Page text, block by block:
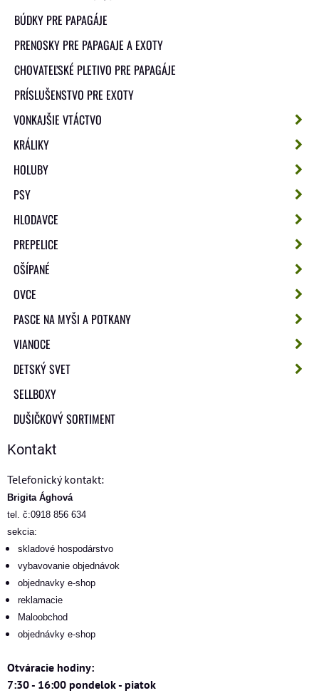
BÚDKY PRE PAPAGÁJE
PRENOSKY PRE PAPAGAJE A EXOTY
CHOVATEĽSKÉ PLETIVO PRE PAPAGÁJE
PRÍSLUŠENSTVO PRE EXOTY
VONKAJŠIE VTÁCTVO
KRÁLIKY
HOLUBY
PSY
HLODAVCE
PREPELICE
OŠÍPANÉ
OVCE
PASCE NA MYŠI A POTKANY
VIANOCE
DETSKÝ SVET
SELLBOXY
DUŠIČKOVÝ SORTIMENT
Kontakt
Telefonický kontakt:
Brigita Ághová
tel. č:0918 856 634
sekcia:
skladové hospodárstvo
vybavovanie objednávok
objednavky e-shop
reklamacie
Maloobchod
objednávky e-shop
Otváracie hodiny:
7:30 - 16:00 pondelok - piatok